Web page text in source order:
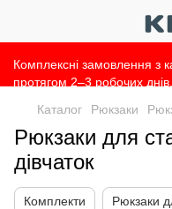
Комплексні замовлення з
протягом 2–3 робочих
Каталог
Рюкзаки
Рюкзаки для
дівчаток
Комплекти Рюкзаки